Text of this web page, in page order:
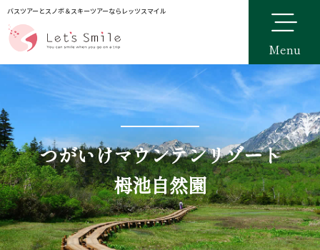
Menu
バスツアーとスノボ＆スキーツアーならレッツスマイル
つがいけマウンテンリゾート
栂池自然園